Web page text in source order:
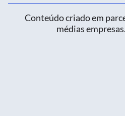
Conteúdo criado em
médias empresas.